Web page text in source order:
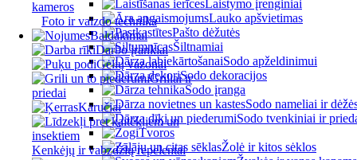
kameros
Foto ir vaizdo technika
Baldakimai
Darbo įrankiai
Gėlių vazonai
Griliai ir
priedai
Karučiai
Kenkėjų ir vabzdžių repelentai
Laistymo įrenginiai
Lauko apšvietimas
Pašto dėžutės
Šiltnamiai
Sodo apželdinimui
Sodo dekoracijos
Sodo įranga
Sodo nameliai ir
Sodo tvenkiniai ir
Tvoros
Žolė ir kitos sėklos